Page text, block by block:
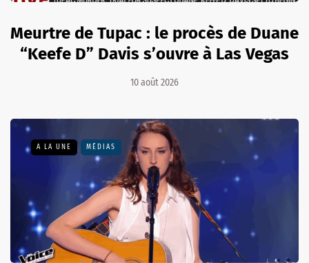
Meurtre de Tupac : le procès de Duane
“Keefe D” Davis s’ouvre à Las Vegas
10 août 2026
A LA UNE MÉDIAS